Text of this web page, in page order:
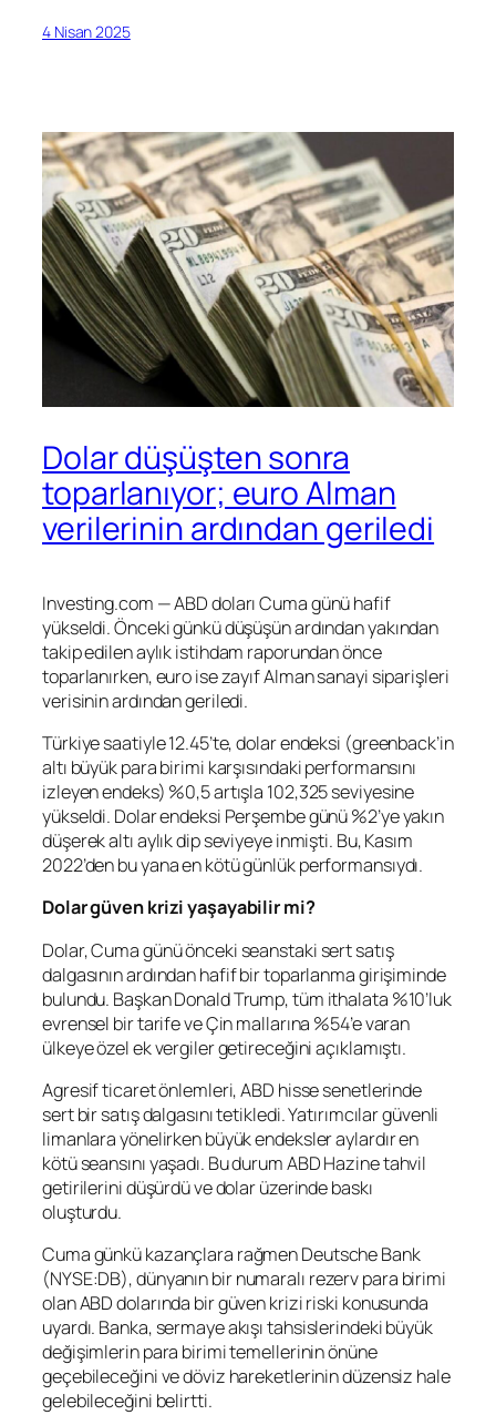
4 Nisan 2025
Dolar düşüşten sonra
toparlanıyor; euro Alman
verilerinin ardından geriledi
Investing.com — ABD doları Cuma günü hafif
yükseldi. Önceki günkü düşüşün ardından yakından
takip edilen aylık istihdam raporundan önce
toparlanırken, euro ise zayıf Alman sanayi siparişleri
verisinin ardından geriledi.
Türkiye saatiyle 12.45’te,dolar endeksi (greenback’in
altı büyük para birimi karşısındaki performansını
izleyen endeks) %0,5 artışla 102,325 seviyesine
yükseldi. Dolar endeksi Perşembe günü %2’ye yakın
düşerek altı aylık dip seviyeye inmişti. Bu, Kasım
2022’den bu yana en kötü günlük performansıydı.
Dolar güven krizi yaşayabilir mi?
Dolar, Cuma günü önceki seanstaki sert satış
dalgasının ardından hafif bir toparlanma girişiminde
bulundu. Başkan Donald Trump, tüm ithalata %10’luk
evrensel bir tarife ve Çin mallarına %54’e varan
ülkeye özel ek vergiler getireceğini açıklamıştı.
Agresif ticaret önlemleri, ABD hisse senetlerinde
sert bir satış dalgasını tetikledi. Yatırımcılar güvenli
limanlara yönelirken büyük endeksler aylardır en
kötü seansını yaşadı. Bu durum ABD Hazine tahvil
getirilerini düşürdü ve dolar üzerinde baskı
oluşturdu.
Cuma günkü kazançlara rağmen Deutsche Bank
(NYSE:DB), dünyanın bir numaralı rezerv para birimi
olan ABD dolarında bir güven krizi riski konusunda
uyardı. Banka, sermaye akışı tahsislerindeki büyük
değişimlerin para birimi temellerinin önüne
geçebileceğini ve döviz hareketlerinin düzensiz hale
gelebileceğini belirtti.